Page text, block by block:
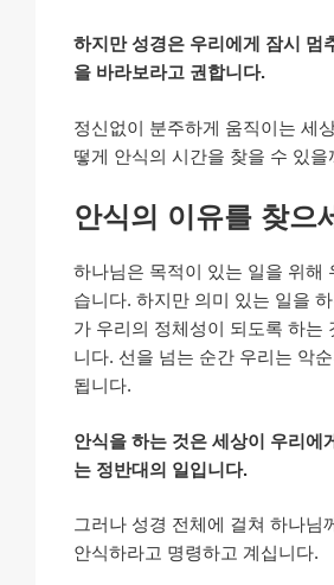
하지만 성경은 우리에게 잠시 멈
을 바라보라고 권합니다.
정신없이 분주하게 움직이는 세
떻게 안식의 시간을 찾을 수 있을
안식의 이유를 찾으
하나님은 목적이 있는 일을 위해
습니다. 하지만 의미 있는 일을
가 우리의 정체성이 되도록 하는
니다. 선을 넘는 순간 우리는 악
됩니다.
안식을 하는 것은 세상이 우리에
는 정반대의 일입니다.
그러나 성경 전체에 걸쳐 하나님
안식하라고 명령하고 계십니다.